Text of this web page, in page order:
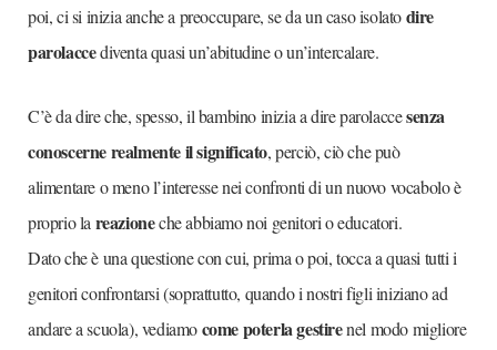
poi, ci si inizia anche a preoccupare, se da un caso isolatodire
parolaccediventa quasi un’abitudine o un’intercalare.
C’è da dire che, spesso, il bambino inizia a dire parolaccesenza
conoscerne realmente il significato, perciò, ciò che può
alimentare o meno l’interesse nei confronti di un nuovo vocabolo è
proprio la reazioneche abbiamo noi genitori o educatori.
Dato che è una questione con cui, prima o poi, tocca a quasi tutti i
genitori confrontarsi (soprattutto, quando i nostri figli iniziano ad
andare a scuola), vediamocome poterla gestirenel modo migliore